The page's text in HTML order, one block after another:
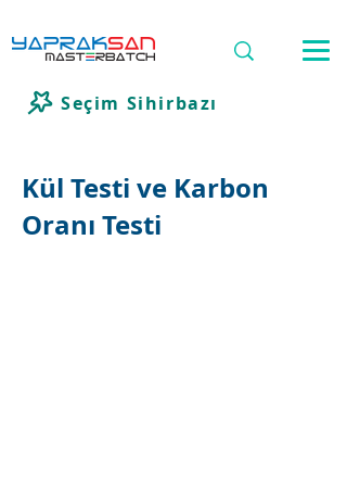
Seçim Sihirbazı
Kül Testi ve Karbon
Oranı Testi